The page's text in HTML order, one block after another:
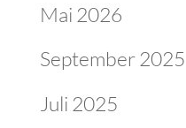
Mai 2026
September 2025
Juli 2025